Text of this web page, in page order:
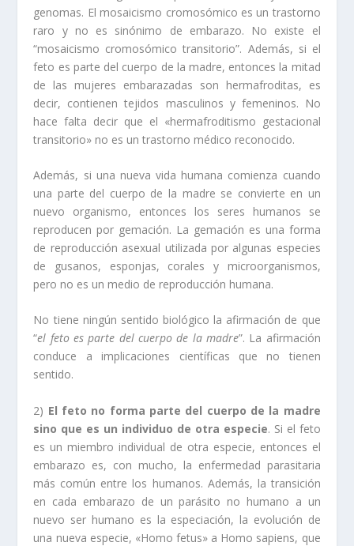
genomas. El mosaicismo cromosómico es un trastorno
raro y no es sinónimo de embarazo. No existe el
“mosaicismo cromosómico transitorio”. Además, si el
feto es parte del cuerpo de la madre, entonces la mitad
de las mujeres embarazadas son hermafroditas, es
decir, contienen tejidos masculinos y femeninos. No
hace falta decir que el «hermafroditismo gestacional
transitorio» no es un trastorno médico reconocido.
Además, si una nueva vida humana comienza cuando
una parte del cuerpo de la madre se convierte en un
nuevo organismo, entonces los seres humanos se
reproducen por gemación. La gemación es una forma
de reproducción asexual utilizada por algunas especies
de gusanos, esponjas, corales y microorganismos,
pero no es un medio de reproducción humana.
No tiene ningún sentido biológico la afirmación de que
“el feto es parte del cuerpo de la madre”. La afirmación
conduce a implicaciones científicas que no tienen
sentido.
2) El feto no forma parte del cuerpo de la madre
sino que es un individuo de otra especie. Si el feto
es un miembro individual de otra especie, entonces el
embarazo es, con mucho, la enfermedad parasitaria
más común entre los humanos. Además, la transición
en cada embarazo de un parásito no humano a un
nuevo ser humano es la especiación, la evolución de
una nueva especie, «Homo fetus» a Homo sapiens, que